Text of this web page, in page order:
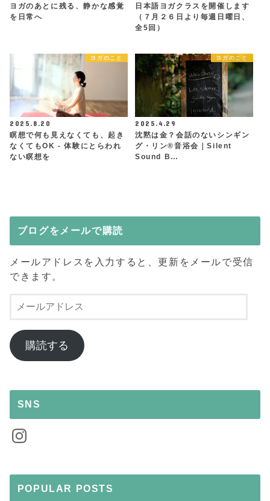
ヨガのあとに残る、静かな感覚
を日常へ
日本語ヨガクラスを開催します
（７月２６日より毎週日曜日、
全5回）
ヨガのこと
2025.8.20
瞑想で何も見えなくても、起き
なくてもOK - 体験にとらわれ
ない瞑想を
ヨガのこと
2025.4.29
沈黙は金？会話のないシンギン
グ・リン®︎音浴会｜Silent
Sound B…
ブログをメールで購読
メールアドレスを入力すると、更新をメールで受信
できます。
ル
ア
ド
購読する
SNS
Instagram
POPULAR POSTS